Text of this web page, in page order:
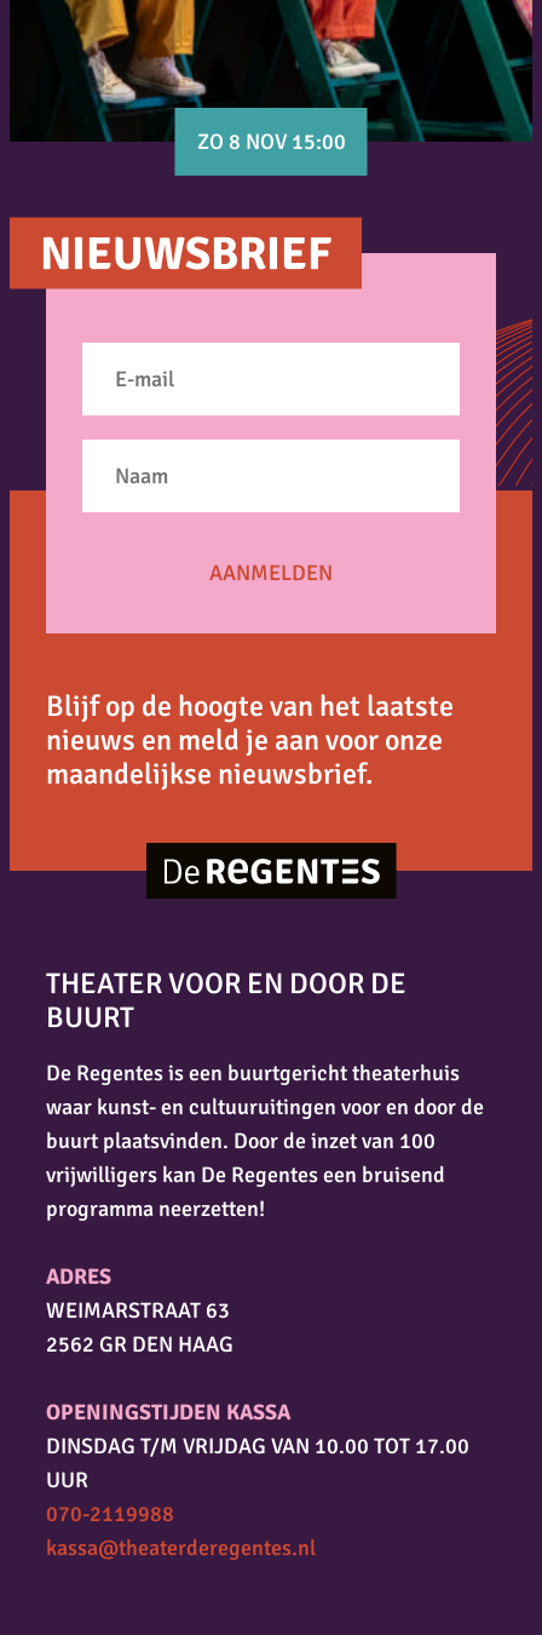
ZO 8 NOV 15:00
NIEUWSBRIEF
Blijf op de hoogte van het laatste
nieuws en meld je aan voor onze
maandelijkse nieuwsbrief.
THEATER VOOR EN DOOR DE
BUURT
De Regentes is een buurtgericht theaterhuis
waar kunst- en cultuuruitingen voor en door de
buurt plaatsvinden. Door de inzet van 100
vrijwilligers kan De Regentes een bruisend
programma neerzetten!
ADRES
WEIMARSTRAAT 63
2562 GR DEN HAAG
OPENINGSTIJDEN KASSA
DINSDAG T/M VRIJDAG VAN 10.00 TOT 17.00
UUR
070-2119988
kassa@theaterderegentes.nl